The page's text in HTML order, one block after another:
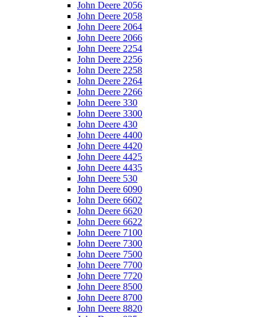
John Deere 2056
John Deere 2058
John Deere 2064
John Deere 2066
John Deere 2254
John Deere 2256
John Deere 2258
John Deere 2264
John Deere 2266
John Deere 330
John Deere 3300
John Deere 430
John Deere 4400
John Deere 4420
John Deere 4425
John Deere 4435
John Deere 530
John Deere 6090
John Deere 6602
John Deere 6620
John Deere 6622
John Deere 7100
John Deere 7300
John Deere 7500
John Deere 7700
John Deere 7720
John Deere 8500
John Deere 8700
John Deere 8820